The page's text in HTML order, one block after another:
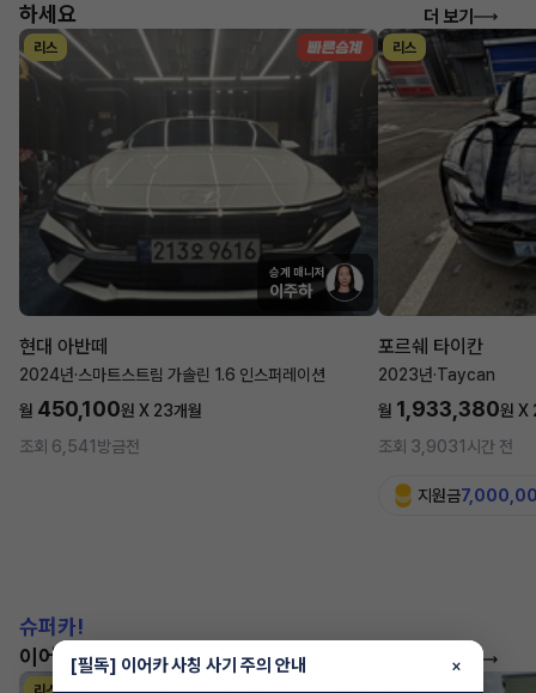
하세요
더 보기
리스
승계 매니저
이주하
현대 아반떼
2024년·스마트스트림 가솔린 1.6 인스퍼레이션
월 450,100원 X 23개월
조회 6,541 방금전
리스
포르쉐 타이칸
2023년·Taycan
월 1,933,380원 X
조회 3,9031시간 전
지원금
슈퍼카!
이어카에서 좋은 조건으로 만나보세요
더 보기
[필독] 이어카 사칭 사기 주의 안내 ×